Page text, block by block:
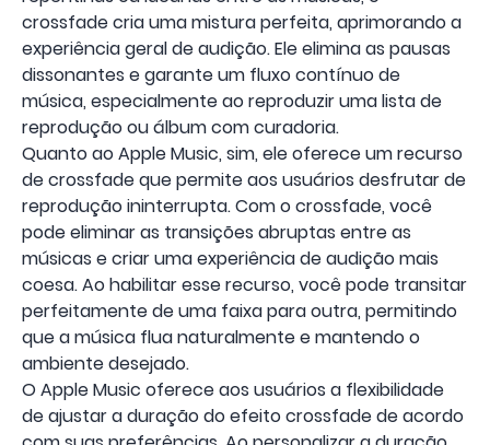
crossfade cria uma mistura perfeita, aprimorando a
experiência geral de audição. Ele elimina as pausas
dissonantes e garante um fluxo contínuo de
música, especialmente ao reproduzir uma lista de
reprodução ou álbum com curadoria.
Quanto ao Apple Music, sim, ele oferece um recurso
de crossfade que permite aos usuários desfrutar de
reprodução ininterrupta. Com o crossfade, você
pode eliminar as transições abruptas entre as
músicas e criar uma experiência de audição mais
coesa. Ao habilitar esse recurso, você pode transitar
perfeitamente de uma faixa para outra, permitindo
que a música flua naturalmente e mantendo o
ambiente desejado.
O Apple Music oferece aos usuários a flexibilidade
de ajustar a duração do efeito crossfade de acordo